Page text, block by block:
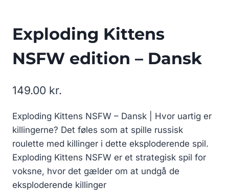
Exploding Kittens
NSFW edition – Dansk
149.00 kr.
Exploding Kittens NSFW – Dansk | Hvor uartig er
killingerne? Det føles som at spille russisk
roulette med killinger i dette eksploderende spil.
Exploding Kittens NSFW er et strategisk spil for
voksne, hvor det gælder om at undgå de
eksploderende killinger